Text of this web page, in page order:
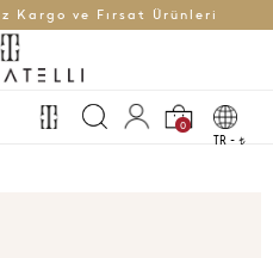
Kargo ve Fırsat Ürünleri
0
TR - t